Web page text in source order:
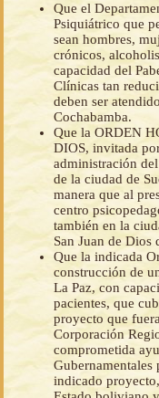
Que el
Psiquiátrico que
sean hombres,
crónicos,
capacidad del
Clínicas tan
deben ser
Cochabamba.
Que la ORDEN
DIOS, invitada
administración
de la ciudad de
manera que al
centro
también en la
San Juan de Dios
Que la indicada
construcción de
La Paz, con
pacientes, que
proyecto que
Corporación
comprometida
Gubernamentales
indicado